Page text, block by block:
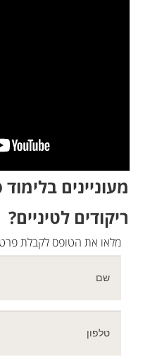
מעוניינים
ריקודים לטיניים?
מלאו את הטופס לקבלת